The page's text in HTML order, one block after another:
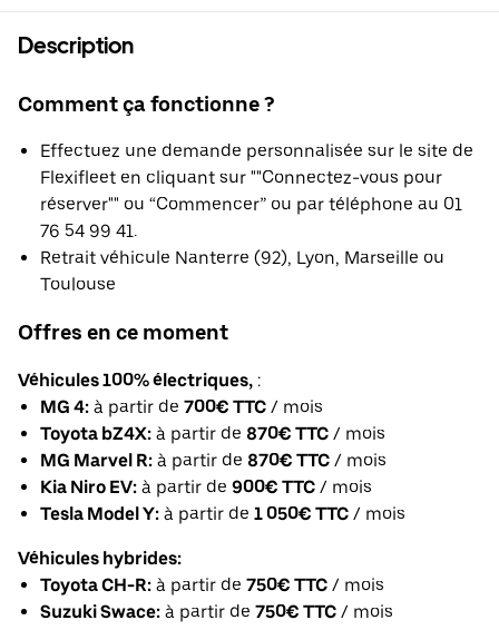
Description
Comment ça fonctionne ?
Effectuez une demande personnalisée sur le site de
Flexifleet en cliquant sur ""Connectez-vous pour
réserver"" ou “Commencer” ou par téléphone au 01
76 54 99 41.
Retrait véhicule Nanterre (92), Lyon, Marseille ou
Toulouse
Offres en ce moment
Véhicules 100% électriques, :
MG 4: à partir de 700€ TTC / mois
Toyota bZ4X: à partir de 870€ TTC / mois
MG Marvel R: à partir de 870€ TTC / mois
Kia Niro EV: à partir de 900€ TTC / mois
Tesla Model Y: à partir de 1 050€ TTC / mois
Véhicules hybrides:
Toyota CH-R: à partir de 750€ TTC / mois
Suzuki Swace: à partir de 750€ TTC / mois